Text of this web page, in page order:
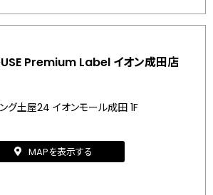
Premium Label イオン成田店
グ土屋24 イオンモール成田 1F
MAPを表示する